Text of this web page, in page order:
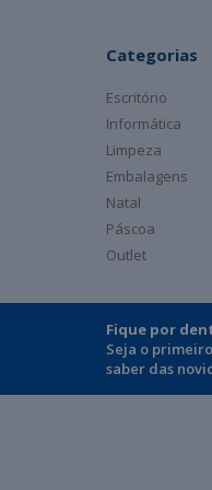
Categorias
Escritório
Informática
Limpeza
Embalagens
Natal
Páscoa
Outlet
Fique por
Seja o
saber das